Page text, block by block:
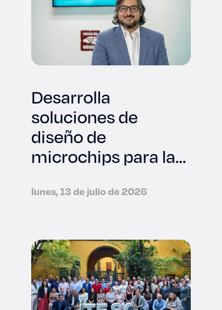
Desarrolla
soluciones de
diseño de
microchips para la
tecnológica
lunes, 13 de julio de 2026